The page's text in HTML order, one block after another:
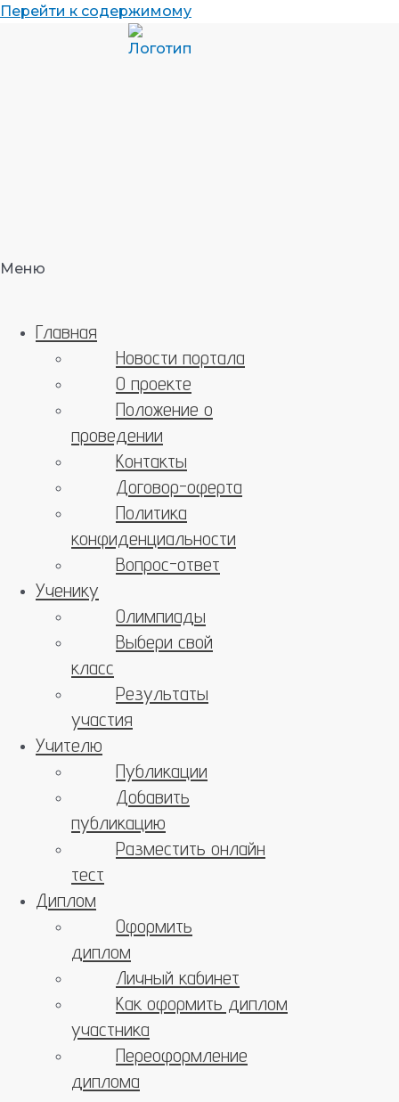
Перейти к содержимому
Меню
Главная
Новости портала
О проекте
Положение о
проведении
Контакты
Договор-оферта
Политика
конфиденциальности
Вопрос-ответ
Ученику
Олимпиады
Выбери свой
класс
Результаты
участия
Учителю
Публикации
Добавить
публикацию
Разместить онлайн
тест
Диплом
Оформить
диплом
Личный кабинет
Как оформить диплом
участника
Переоформление
диплома